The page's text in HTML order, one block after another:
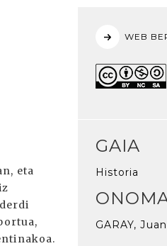
eta
WEB
GAIA
Historia
GARAY,